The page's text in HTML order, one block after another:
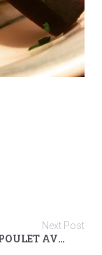
Next Post
TARTINE POULET AVOCAT